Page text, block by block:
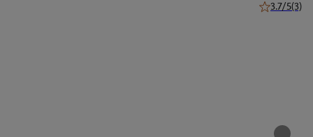
3.7/5(3)